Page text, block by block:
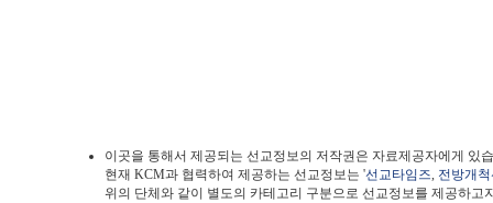
이곳을 통해서 제공되는 선교정보의 저작권은 자료제공자에게 있
현재 KCM과 협력하여 제공하는 선교정보는 '선교타임즈, 전방개
위의 단체와 같이 별도의 카테고리 구분으로 선교정보를 제공하